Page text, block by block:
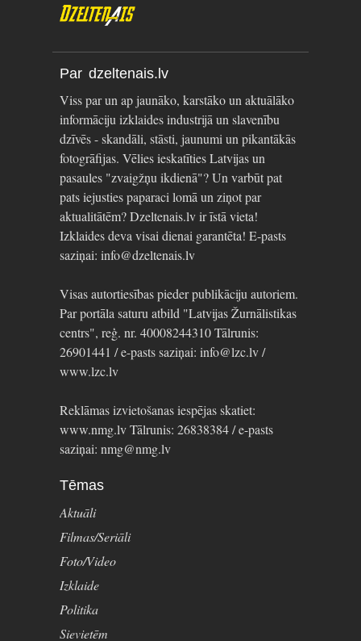
Par dzeltenais.lv
Viss par un ap jaunāko, karstāko un aktuālāko
informāciju izklaides industrijā un slavenību
dzīvēs - skandāli, stāsti, jaunumi un pikantākās
fotogrāfijas. Vēlies ieskatīties Latvijas un
pasaules "zvaigžņu ikdienā"? Un varbūt pat
pats iejusties paparaci lomā un ziņot par
aktualitātēm? Dzeltenais.lv ir īstā vieta!
Izklaides deva visai dienai garantēta! E-pasts
saziņai: info@dzeltenais.lv
Visas autortiesības pieder publikāciju autoriem.
Par portāla saturu atbild "Latvijas Žurnālistikas
centrs", reģ. nr. 40008244310 Tālrunis:
26901441 / e-pasts saziņai: info@lzc.lv /
www.lzc.lv
Reklāmas izvietošanas iespējas skatiet:
www.nmg.lv Tālrunis: 26838384 / e-pasts
saziņai: nmg@nmg.lv
Tēmas
Aktuāli
Filmas/Seriāli
Foto/Video
Izklaide
Politika
Sievietēm